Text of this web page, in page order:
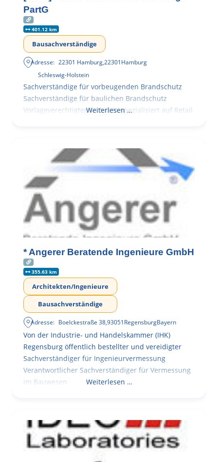
PartG
401.12 km
Bausachverständige
Adresse: 22301 Hamburg,22301Hamburg
Schleswig-Holstein
Sachverständige für vorbeugenden Brandschutz
Sachverständige für baulichen Brandschutz
Vorlageverechtigter Architekt spezialisiert auf Retail
Weiterlesen …
* Angerer Beratende Ingenieure GmbH
355.63 km
Architekten/Ingenieure
Bausachverständige
Adresse: Boelckestraße 38,93051RegensburgBayern
Von der Industrie- und Handelskammer (IHK)
Regensburg öffentlich bestellter und vereidigter
Sachverständiger für Ingenieurvermessung
Verantwortlicher Sachverständiger für Vermessung
im Bauwesen
Weiterlesen …